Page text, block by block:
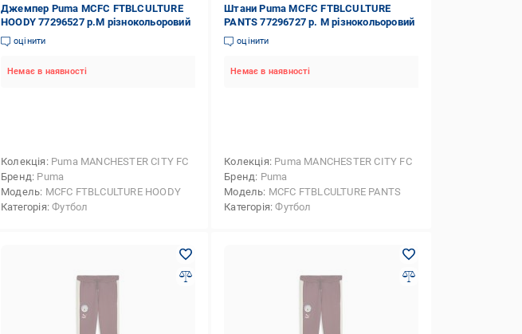
Джемпер Puma MCFC FTBLCULTURE
HOODY 77296527 р.M різнокольоровий
оцінити
Немає в наявності
Колекція Puma MANCHESTER CITY FC
Бренд Puma
Модель MCFC FTBLCULTURE HOODY
Категорія Футбол
Штани Puma MCFC FTBLCULTURE
PANTS 77296727 р. M різнокольоровий
оцінити
Немає в наявності
Колекція Puma MANCHESTER CITY FC
Бренд Puma
Модель MCFC FTBLCULTURE PANTS
Категорія Футбол